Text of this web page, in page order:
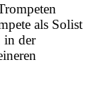
als Solist
in der